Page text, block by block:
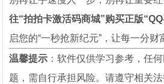
往“拍拍卡激活码商城”购买正版
启您的“一秒抢新纪元”，让每一分财
温馨提示 ：软件仅供学习参考，任
题，需自行承担风险。请遵守相关